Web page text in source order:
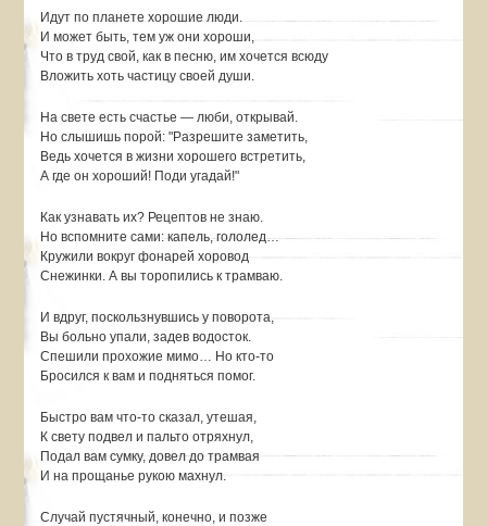
Идут по планете хорошие люди.
И может быть, тем уж они хороши,
Что в труд свой, как в песню, им хочется всюду
Вложить хоть частицу своей души.
На свете есть счастье — люби, открывай.
Но слышишь порой: "Разрешите заметить,
Ведь хочется в жизни хорошего встретить,
А где он хороший! Поди угадай!"
Как узнавать их? Рецептов не знаю.
Но вспомните сами: капель, гололед…
Кружили вокруг фонарей хоровод
Снежинки. А вы торопились к трамваю.
И вдруг, поскользнувшись у поворота,
Вы больно упали, задев водосток.
Спешили прохожие мимо… Но кто-то
Бросился к вам и подняться помог.
Быстро вам что-то сказал, утешая,
К свету подвел и пальто отряхнул,
Подал вам сумку, довел до трамвая
И на прощанье рукою махнул.
Случай пустячный, конечно, и позже